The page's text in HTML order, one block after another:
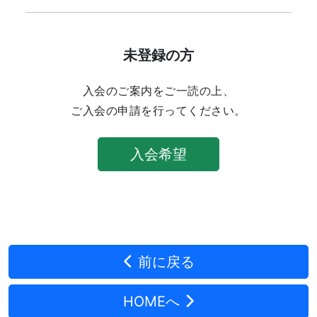
未登録の方
入会のご案内をご一読の上、
ご入会の申請を行ってください。
入会希望
前に戻る
HOMEへ